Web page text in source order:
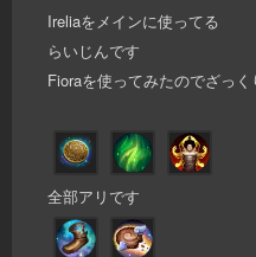
Ireliaをメインに使ってる
らいじんです
Fioraを使ってみたのでざっ
全部アリです